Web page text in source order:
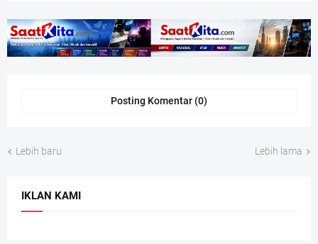
Posting Komentar (0)
Lebih baru Lebih lama
IKLAN KAMI